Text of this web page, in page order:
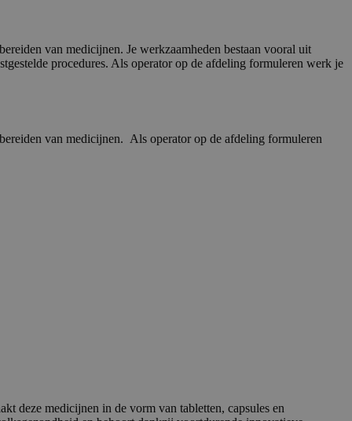
van medicijnen. Je werkzaamheden bestaan vooral uit
procedures. Als operator op de afdeling formuleren werk je
van medicijnen. Als operator op de afdeling formuleren
deze medicijnen in de vorm van tabletten, capsules en